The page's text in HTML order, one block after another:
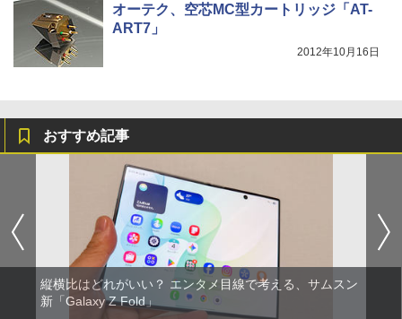
オーテク、空芯MC型カートリッジ「AT-
ART7」
2012年10月16日
おすすめ記事
縦横比はどれがいい？ エンタメ目線で考える、サムスン
新「Galaxy Z Fold」